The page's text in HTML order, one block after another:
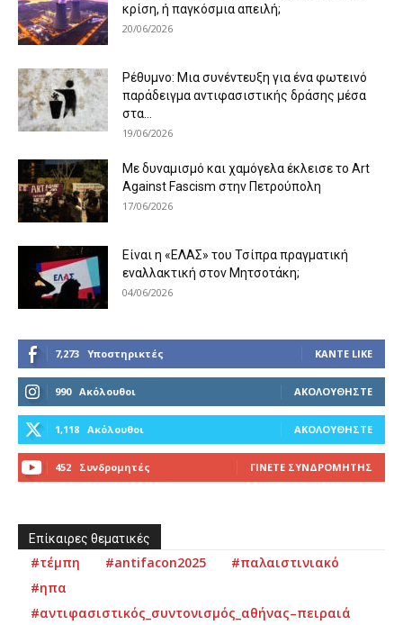
κρίση, ή παγκόσμια απειλή;
20/06/2026
Ρέθυμνο: Μια συνέντευξη για ένα φωτεινό
παράδειγμα αντιφασιστικής δράσης μέσα
στα...
19/06/2026
Με δυναμισμό και χαμόγελα έκλεισε το Art
Against Fascism στην Πετρούπολη
17/06/2026
Είναι η «ΕΛΑΣ» του Τσίπρα πραγματική
εναλλακτική στον Μητσοτάκη;
04/06/2026
7,273 Υποστηρικτές ΚΆΝΤΕ LIKE
990 Ακόλουθοι ΑΚΟΛΟΥΘΉΣΤΕ
1,118 Ακόλουθοι ΑΚΟΛΟΥΘΉΣΤΕ
452 Συνδρομητές ΓΊΝΕΤΕ ΣΥΝΔΡΟΜΗΤΉΣ
Επίκαιρες θεματικές
#τέμπη #antifacon2025
#παλαιστινιακό
#ηπα
#αντιφασιστικός_συντονισμός_αθήνας–πειραιά